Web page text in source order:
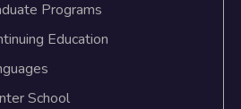
Programs
Education
School